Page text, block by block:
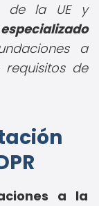
de la UE y
a
de
a la